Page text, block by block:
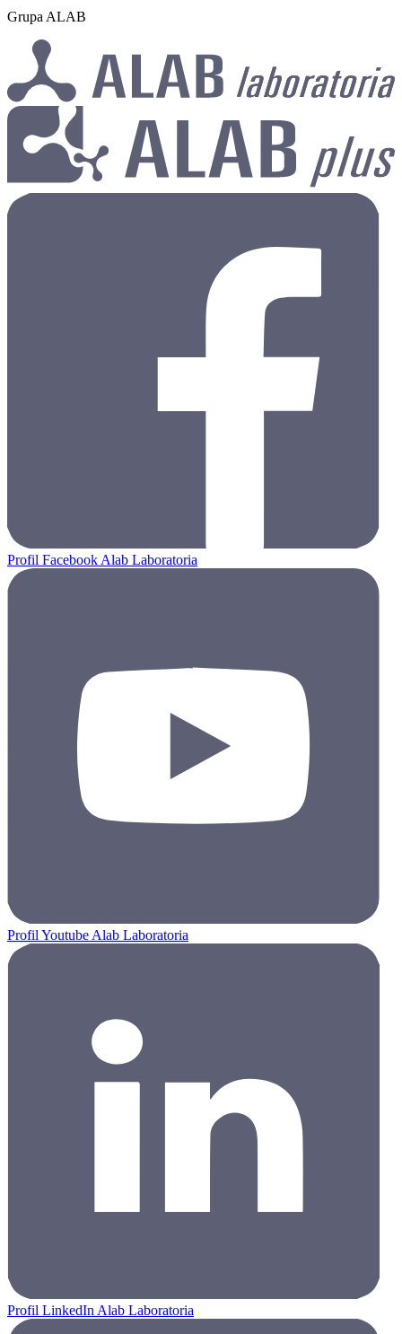
Grupa ALAB
Profil Facebook Alab Laboratoria
Profil Youtube Alab Laboratoria
Profil LinkedIn Alab Laboratoria